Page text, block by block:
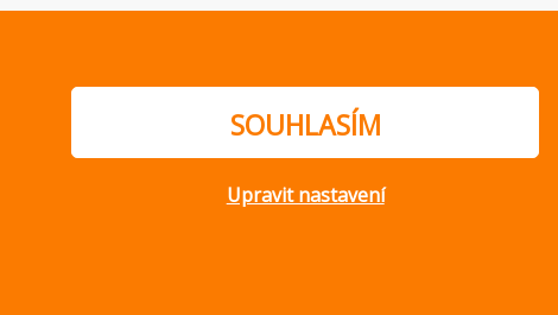
SOUHLASÍM
Upravit nastavení